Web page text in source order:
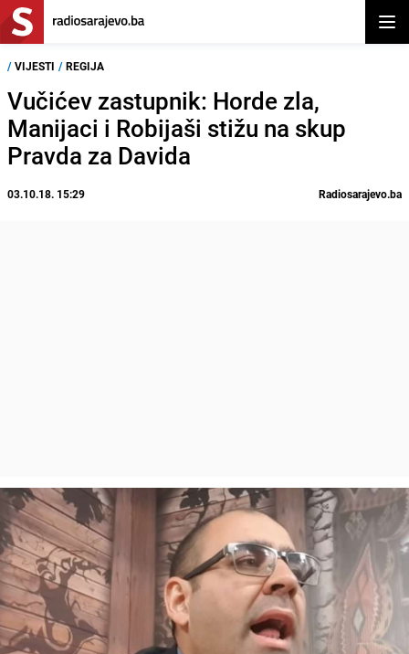
/ VIJESTI / REGIJA
Vučićev zastupnik: Horde zla,
Manijaci i Robijaši stižu na skup
Pravda za Davida
03.10.18. 15:29 Radiosarajevo.ba